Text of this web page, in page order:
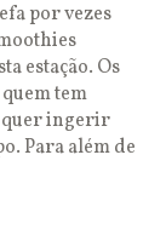
por vezes
estação. Os
tem
quer ingerir
Para além de